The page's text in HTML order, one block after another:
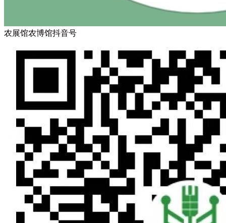
农展馆农博馆抖音号